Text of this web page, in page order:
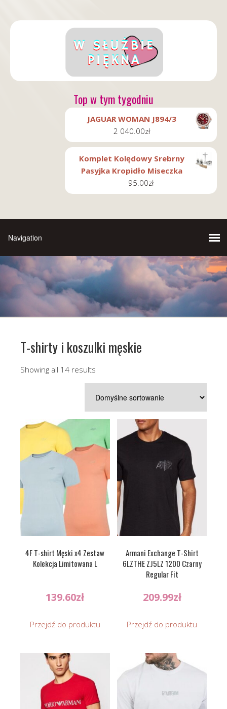
Top w tym tygodniu
JAGUAR WOMAN J894/3
2 040.00zł
Komplet Kolędowy Srebrny
Pasyjka Kropidło Miseczka
95.00zł
T-shirty i koszulki męskie
Showing all 14 results
4F T-shirt Męski x4 Zestaw
Kolekcja Limitowana L
139.60zł
Przejdź do produktu
Armani Exchange T-Shirt
6LZTHE ZJ5LZ 1200 Czarny
Regular Fit
209.99zł
Przejdź do produktu